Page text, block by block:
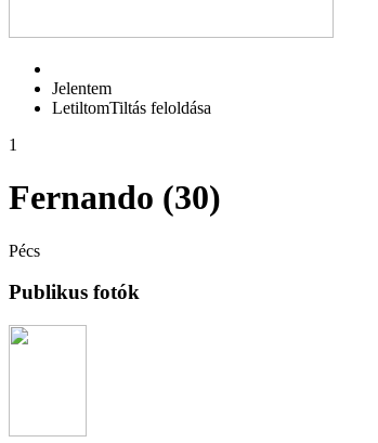
Jelentem
LetiltomTiltás feloldása
1
Fernando (30)
Pécs
Publikus fotók